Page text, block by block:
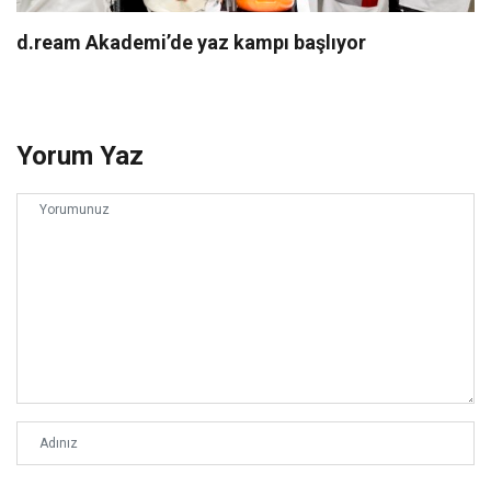
d.ream Akademi’de yaz kampı başlıyor
Yorum Yaz